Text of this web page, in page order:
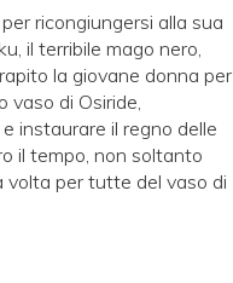
ricongiungersi alla sua
il terribile mago nero,
la giovane donna per
vaso di Osiride,
instaurare il regno delle
il tempo, non soltanto
volta per tutte del vaso di